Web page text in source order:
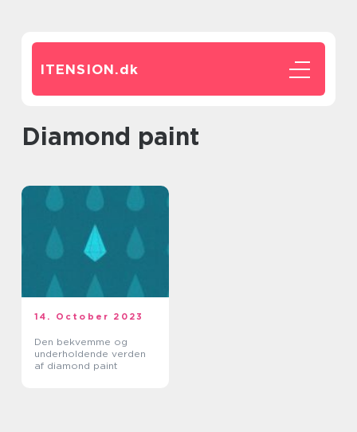
ITENSION.dk
diamond paint
14. October 2023
Den bekvemme og
underholdende verden
af diamond paint